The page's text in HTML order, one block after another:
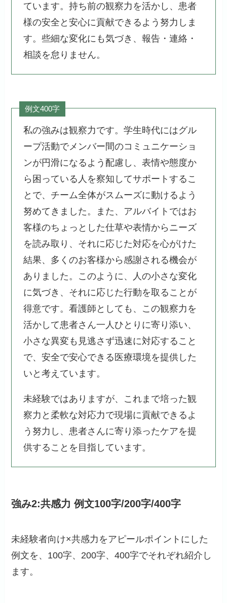
ています。持ち前の観察力を活かし、患者
様の安全と安心に貢献できるよう努力しま
す。些細な変化にも気づき、報告・連絡・
相談を怠りません。
例文400字
私の強みは観察力です。学生時代にはグル
ープ活動でメンバー間のコミュニケーショ
ンが円滑になるよう配慮し、表情や態度か
ら困っている人を察知してサポートするこ
とで、チーム全体がスムーズに動けるよう
努めてきました。また、アルバイトではお
客様のちょっとした仕草や表情からニーズ
を読み取り、それに応じた対応を心がけた
結果、多くのお客様から感謝される機会が
ありました。このように、人の小さな変化
に気づき、それに応じた行動を取ることが
得意です。看護師としても、この観察力を
活かして患者さん一人ひとりに寄り添い、
小さな異変も見逃さず迅速に対応すること
で、安全で安心できる医療環境を提供した
いと考えています。
未経験ではありますが、これまで培った観
察力と柔軟な対応力で現場に貢献できるよ
う努力し、患者さんに寄り添ったケアを提
供することを目指しています。
強み2:共感力 例文100字/200字/400字
未経験者向け×共感力をアピールポイントにした
例文を、100字、200字、400字でそれぞれ紹介し
ます。